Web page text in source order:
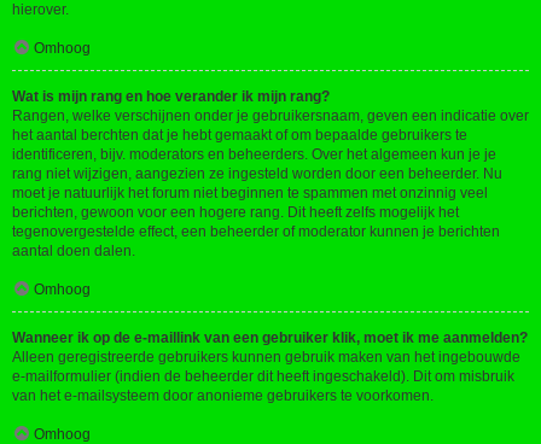
hierover.
Omhoog
Wat is mijn rang en hoe verander ik mijn rang?
Rangen, welke verschijnen onder je gebruikersnaam, geven een indicatie over
het aantal berchten dat je hebt gemaakt of om bepaalde gebruikers te
identificeren, bijv. moderators en beheerders. Over het algemeen kun je je
rang niet wijzigen, aangezien ze ingesteld worden door een beheerder. Nu
moet je natuurlijk het forum niet beginnen te spammen met onzinnig veel
berichten, gewoon voor een hogere rang. Dit heeft zelfs mogelijk het
tegenovergestelde effect, een beheerder of moderator kunnen je berichten
aantal doen dalen.
Omhoog
Wanneer ik op de e-maillink van een gebruiker klik, moet ik me aanmelden?
Alleen geregistreerde gebruikers kunnen gebruik maken van het ingebouwde
e-mailformulier (indien de beheerder dit heeft ingeschakeld). Dit om misbruik
van het e-mailsysteem door anonieme gebruikers te voorkomen.
Omhoog